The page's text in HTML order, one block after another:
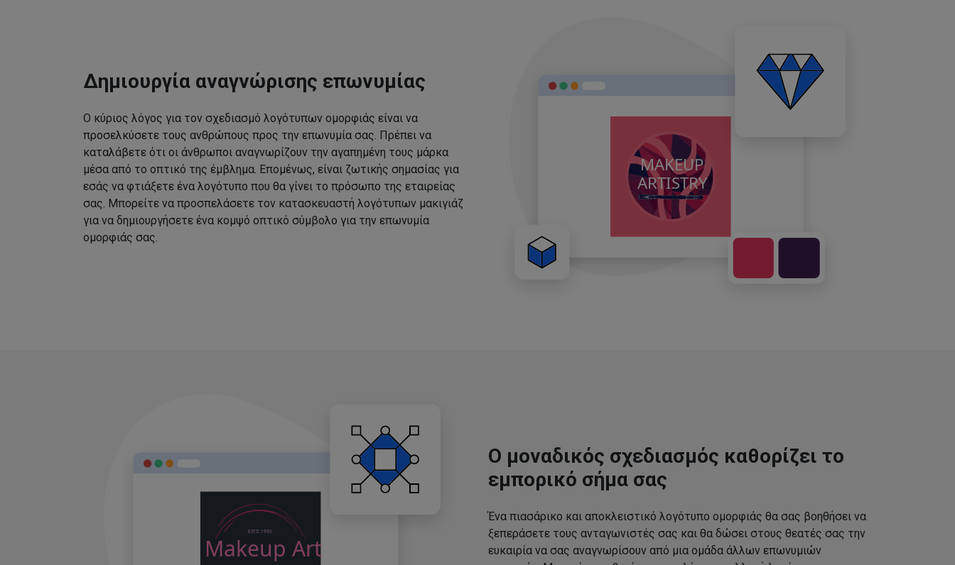
Δημιουργία αναγνώρισης επωνυμίας
Ο κύριος λόγος για τον σχεδιασμό λογότυπων ομορφιάς είναι να
προσελκύσετε τους ανθρώπους προς την επωνυμία σας. Πρέπει να
καταλάβετε ότι οι άνθρωποι αναγνωρίζουν την αγαπημένη τους μάρκα
μέσα από το οπτικό της έμβλημα. Επομένως, είναι ζωτικής σημασίας για
εσάς να φτιάξετε ένα λογότυπο που θα γίνει το πρόσωπο της εταιρείας
σας. Μπορείτε να προσπελάσετε τον κατασκευαστή λογότυπων μακιγιάζ
για να δημιουργήσετε ένα κομψό οπτικό σύμβολο για την επωνυμία
ομορφιάς σας.
Ο μοναδικός σχεδιασμός καθορίζει το
εμπορικό σήμα σας
Ένα πιασάρικο και αποκλειστικό λογότυπο ομορφιάς θα σας βοηθήσει να
ξεπεράσετε τους ανταγωνιστές σας και θα δώσει στους θεατές σας την
ευκαιρία να σας αναγνωρίσουν από μια ομάδα άλλων επωνυμιών